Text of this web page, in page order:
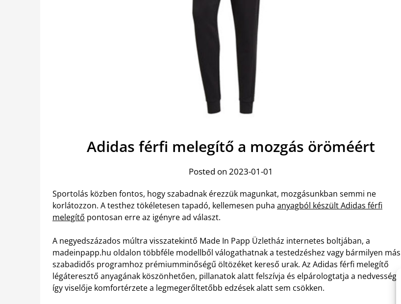
Adidas férfi melegítő a mozgás öröméért
Posted on 2023-01-01
Sportolás közben fontos, hogy szabadnak érezzük magunkat, mozgásunkban semmi ne
korlátozzon. A testhez tökéletesen tapadó, kellemesen puha anyagból készült Adidas férfi
melegítő pontosan erre az igényre ad választ.
A negyedszázados múltra visszatekintő Made In Papp Üzletház internetes boltjában, a
madeinpapp.hu oldalon többféle modellből válogathatnak a testedzéshez vagy bármilyen más
szabadidős programhoz prémiumminőségű öltözéket kereső urak. Az Adidas férfi melegítő
légáteresztő anyagának köszönhetően, pillanatok alatt felszívja és elpárologtatja a nedvességet,
így viselője komfortérzete a legmegerőltetőbb edzések alatt sem csökken.